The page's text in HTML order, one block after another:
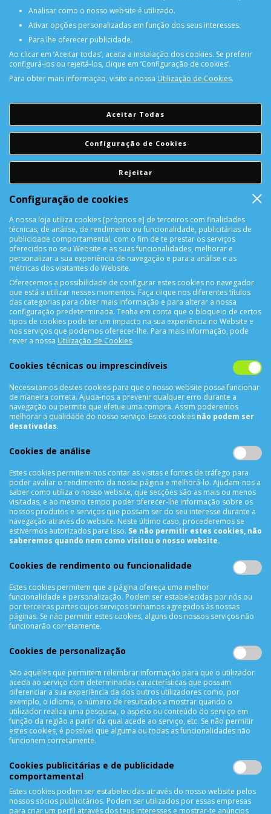
Encomendas acima de 150€
Consulte aqui a sua reparação
DEVOLUÇÕES
Devolução Garantida!
SUPORTE ONLINE
CONTACTOS
4450-042 Matosinhos Portugal
comercial@cellrepair.pt
vendas@cellrepair.pt
229 380 496 Chamada para a rede fixa nacional
910991733
Segunda a Sexta das 10h00 às 19h00
Sábado das 9h00 às 13h00
INFORMAÇÕES
Termos & Condições
Política de Privacidade
Trocas & Devoluções
Métodos de Pagamento
Resolução de Litígios
Livro de reclamações
APOIO AO CLIENTE
Criar Conta
As Minhas Encomendas
Lista de Desejos
Solicitar uma Devolução
Expedição
Utilização de Cookies
Analisar como o nosso website é utilizado.
Ativar opções personalizadas em função dos seus interesses.
Para lhe oferecer publicidade.
Ao clicar em ‘Aceitar todas’, aceita a instalação dos cookies. Se preferir
configurá-los ou rejeitá-los, clique em ‘Configuração de cookies’.
Para obter mais informação, visite a nossa Utilização de Cookies.
Aceitar Todas
Configuração de Cookies
Rejeitar
Configuração de cookies
A nossa loja utiliza cookies [próprios e] de terceiros com finalidades
técnicas, de análise, de rendimento ou funcionalidade, publicitárias de
publicidade comportamental, com o fim de te prestar os serviços
oferecidos no seu Website e as suas funcionalidades, melhorar e
personalizar a sua experiência de navegação e para a análise e as
métricas dos visitantes do Website.
Oferecemos a possibilidade de configurar estes cookies no navegador
que está a utilizar nesses momentos. Faça clique nos diferentes títulos
das categorias para obter mais informação e para alterar a nossa
configuração predeterminada. Tenha em conta que o bloqueio de certos
tipos de cookies pode ter um impacto na sua experiência no Website e
nos serviços que podemos oferecer-lhe. Para mais informação, pode
rever a nossa Utilização de Cookies.
Cookies técnicas ou imprescindíveis
Necessitamos destes cookies para que o nosso website possa funcionar
de maneira correta. Ajuda-nos a prevenir qualquer erro durante a
navegação ou permite que efetue uma compra. Assim poderemos
melhorar a qualidade do nosso serviço. Estes cookies não podem ser
desativadas.
Cookies de análise
Estes cookies permitem-nos contar as visitas e fontes de tráfego para
poder avaliar o rendimento da nossa página e melhorá-lo. Ajudam-nos a
saber como utiliza o nosso website, que secções são as mais ou menos
visitadas, e ao mesmo tempo poder oferecer-lhe informação sobre os
nossos produtos e serviços que possam ser do seu interesse durante a
navegação através do website. Neste último caso, procederemos se
estivermos autorizados para isso. Se não permitir estes cookies, não
saberemos quando nem como visitou o nosso website.
Cookies de rendimento ou funcionalidade
Estes cookies permitem que a página ofereça uma melhor
funcionalidade e personalização. Podem ser estabelecidas por nós ou
por terceiras partes cujos serviços tenhamos agregados às nossas
páginas. Se não permitir estes cookies, alguns dos nossos serviços não
funcionarão corretamente.
Cookies de personalização
São aqueles que permitem relembrar informação para que o utilizador
aceda ao serviço com determinadas características que possam
diferenciar a sua experiência da dos outros utilizadores como, por
exemplo, o idioma, o número de resultados a mostrar quando o
utilizador realiza uma pesquisa, o aspeto ou conteúdo do serviço em
função da região a partir da qual acede ao serviço, etc. Se não permitir
estes cookies, é possível que alguma ou todas as funcionalidades não
funcionem corretamente.
Cookies publicitárias e de publicidade
comportamental
Estes cookies podem ser estabelecidas através do nosso website pelos
nossos sócios publicitários. Podem ser utilizados por essas empresas
para criar um perfil através dos teus interesses e mostrar-te anúncios